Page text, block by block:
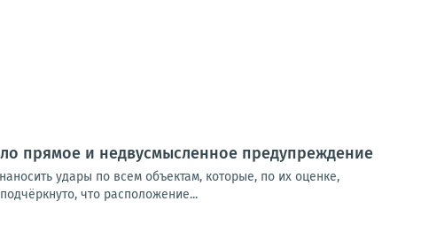
прямое и недвусмысленное предупреждение
удары по всем объектам, которые, по их оценке,
что расположение...